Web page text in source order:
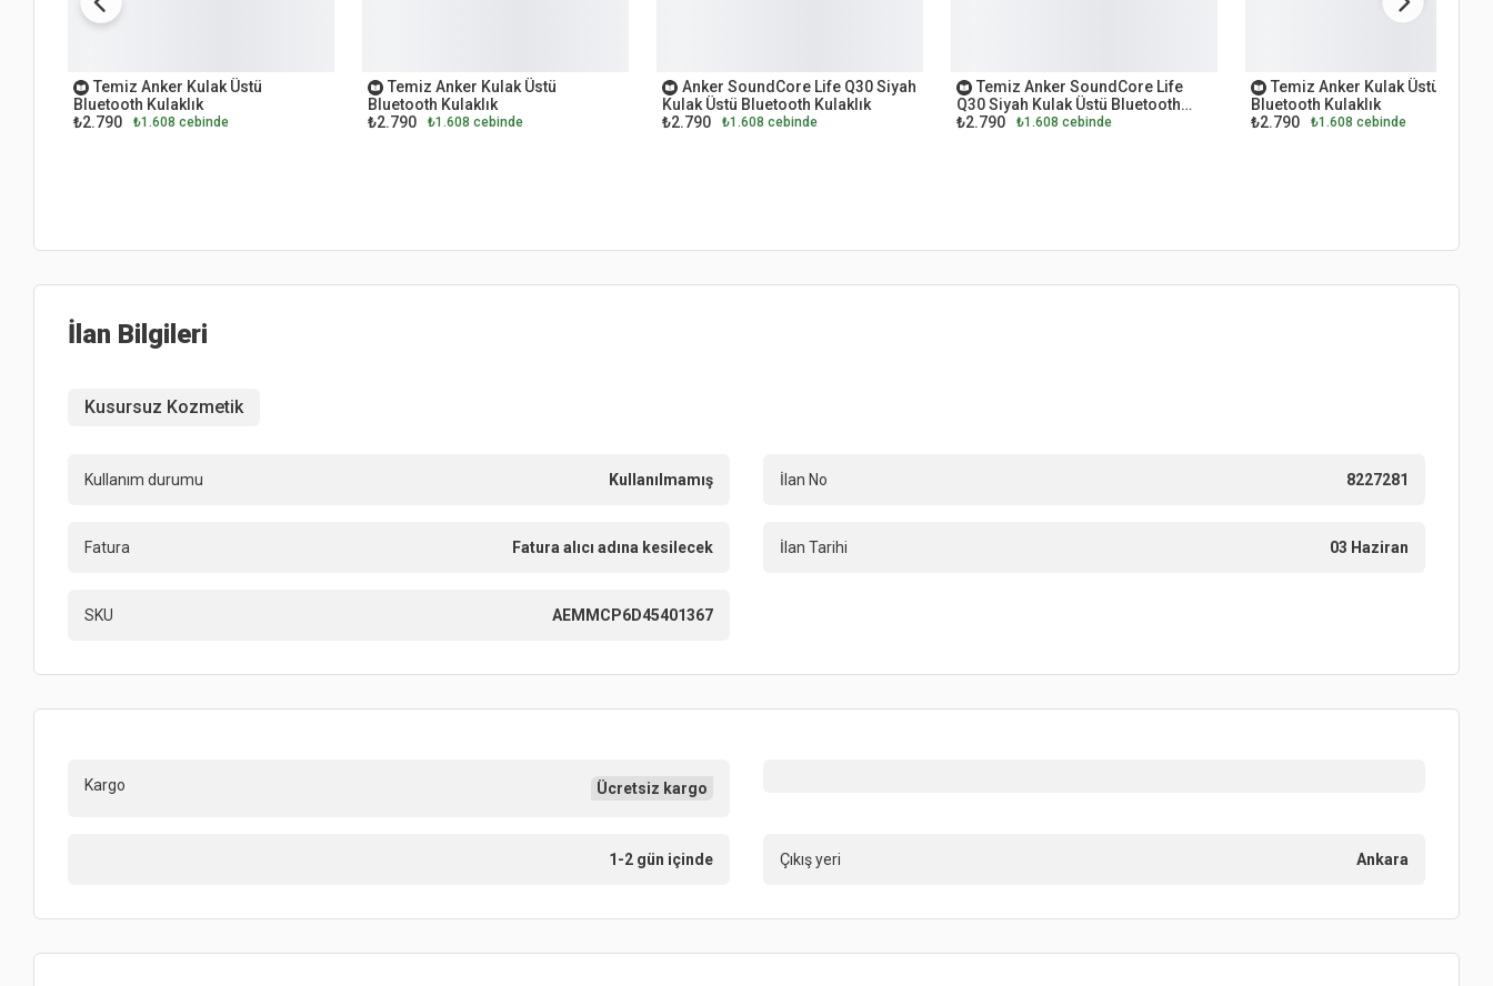
Temiz Anker Kulak Üstü
Bluetooth Kulaklık
₺2.790
₺1.608 cebinde
Temiz Anker Kulak Üstü
Bluetooth Kulaklık
₺2.790
₺1.608 cebinde
Anker SoundCore Life Q30 Siyah
Kulak Üstü Bluetooth Kulaklık
₺2.790
₺1.608 cebinde
Temiz Anker SoundCore Life
Q30 Siyah Kulak Üstü Bluetooth
Kulaklık
₺2.790 ₺1.608 cebinde
Temiz Anker Kulak Üstü
Bluetooth Kulaklık
₺2.790
₺1.608 cebinde
İlan Bilgileri
Kusursuz Kozmetik
Kullanım durumu Kullanılmamış İlan No 8227281
Fatura Fatura alıcı adına kesilecek İlan Tarihi 03 Haziran
SKU AEMMCP6D45401367
Kargo Ücretsiz kargo
1-2 gün içinde Çıkış yeri Ankara